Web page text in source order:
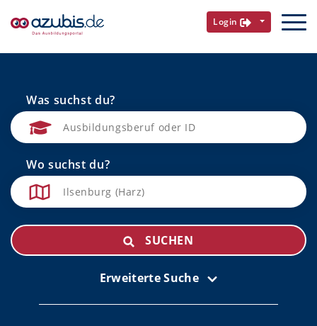
Login
Was suchst du?
Wo suchst du?
SUCHEN
Erweiterte Suche